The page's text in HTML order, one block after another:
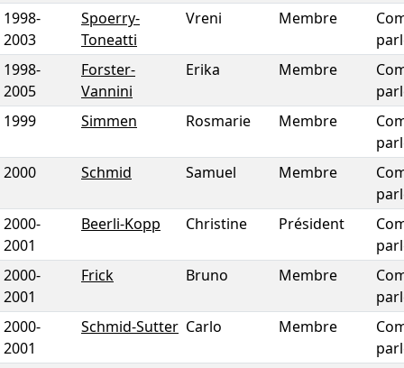
1998-
2003
Spoerry-
Toneatti
Vreni Membre
1998-
2005
Forster-
Vannini
Erika Membre
1999
Simmen Rosmarie Membre
2000
Schmid Samuel Membre
2000-
2001
Beerli-Kopp Christine Président
2000-
2001
Frick Bruno Membre
2000-
2001
Schmid-Sutter Carlo Membre